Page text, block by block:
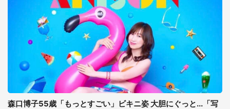
森口博子55歳「もっとすごい」ビキニ姿 大胆にぐっと...「写